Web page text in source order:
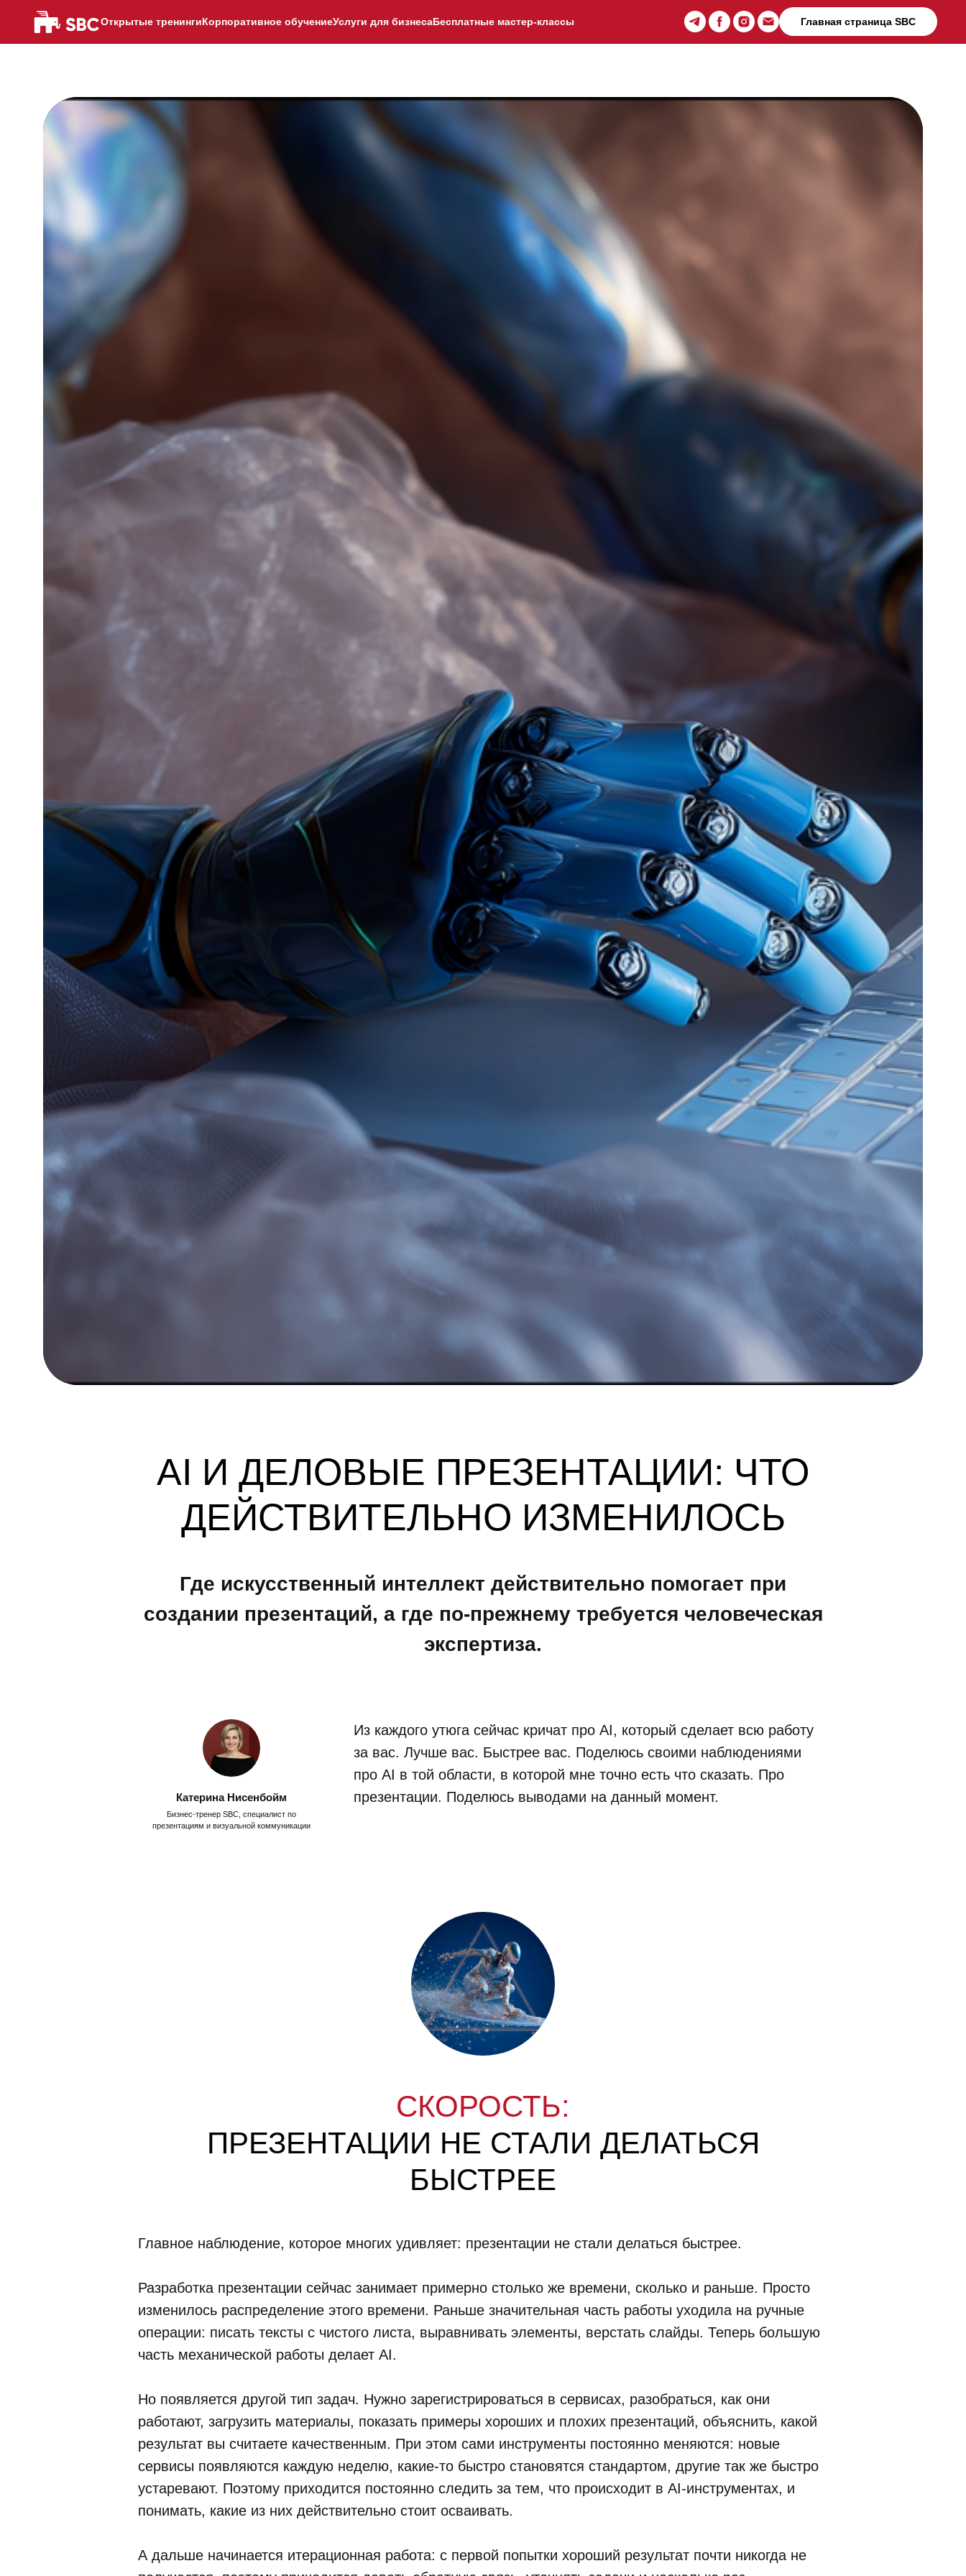
Открытые тренингиКорпоративное обучениеУслуги для бизнесаБесплатные мастер-классы Главная страница SBC
AI И ДЕЛОВЫЕ ПРЕЗЕНТАЦИИ: ЧТО
ДЕЙСТВИТЕЛЬНО ИЗМЕНИЛОСЬ
Где искусственный интеллект действительно помогает при
создании презентаций, а где по-прежнему требуется человеческая
экспертиза.
Катерина Нисенбойм
Бизнес-тренер SBC, специалист по
презентациям и визуальной коммуникации
Из каждого утюга сейчас кричат про AI, который сделает всю работу
за вас. Лучше вас. Быстрее вас. Поделюсь своими наблюдениями
про AI в той области, в которой мне точно есть что сказать. Про
презентации. Поделюсь выводами на данный момент.
СКОРОСТЬ:
ПРЕЗЕНТАЦИИ НЕ СТАЛИ ДЕЛАТЬСЯ
БЫСТРЕЕ
Главное наблюдение, которое многих удивляет: презентации не стали делаться быстрее.
Разработка презентации сейчас занимает примерно столько же времени, сколько и раньше. Просто
изменилось распределение этого времени. Раньше значительная часть работы уходила на ручные
операции: писать тексты с чистого листа, выравнивать элементы, верстать слайды. Теперь большую
часть механической работы делает AI.
Но появляется другой тип задач. Нужно зарегистрироваться в сервисах, разобраться, как они
работают, загрузить материалы, показать примеры хороших и плохих презентаций, объяснить, какой
результат вы считаете качественным. При этом сами инструменты постоянно меняются: новые
сервисы появляются каждую неделю, какие-то быстро становятся стандартом, другие так же быстро
устаревают. Поэтому приходится постоянно следить за тем, что происходит в AI-инструментах, и
понимать, какие из них действительно стоит осваивать.
А дальше начинается итерационная работа: с первой попытки хороший результат почти никогда не